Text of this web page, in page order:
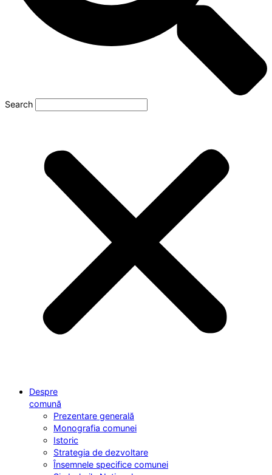
Search
Despre
comună
Prezentare generală
Monografia comunei
Istoric
Strategia de dezvoltare
Însemnele specifice comunei